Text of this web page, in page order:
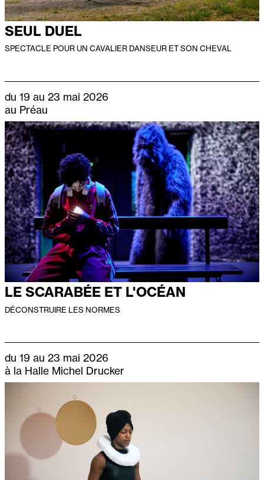
SEUL DUEL
SPECTACLE POUR UN CAVALIER DANSEUR ET SON CHEVAL
du 19 au 23 mai 2026
au Préau
LE SCARABÉE ET L'OCÉAN
DÉCONSTRUIRE LES NORMES
du 19 au 23 mai 2026
à la Halle Michel Drucker